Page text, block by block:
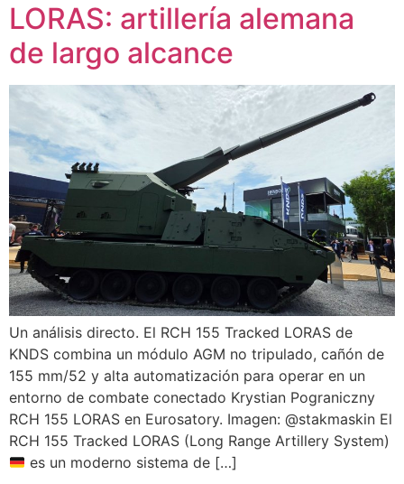
LORAS: artillería alemana
de largo alcance
Un análisis directo. El RCH 155 Tracked LORAS de
KNDS combina un módulo AGM no tripulado, cañón de
155 mm/52 y alta automatización para operar en un
entorno de combate conectado Krystian Pograniczny
RCH 155 LORAS en Eurosatory. Imagen: @stakmaskin El
RCH 155 Tracked LORAS (Long Range Artillery System)
es un moderno sistema de […]